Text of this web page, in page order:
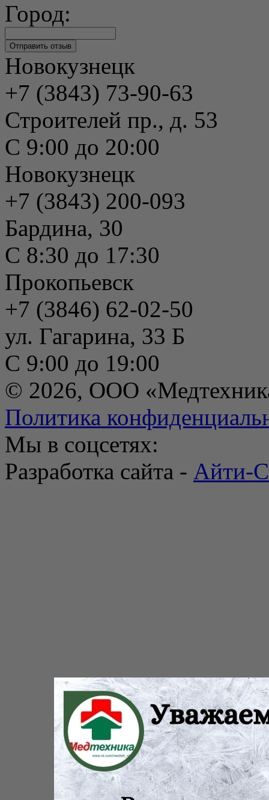
Город:
Новокузнецк
+7 (3843) 73-90-63
Строителей пр., д. 53
С 9:00 до 20:00
Новокузнецк
+7 (3843) 200-093
Бардина, 30
С 8:30 до 17:30
Прокопьевск
+7 (3846) 62-02-50
ул. Гагарина, 33 Б
С 9:00 до 19:00
© 2026, ООО
Политика
Мы в соцсетях:
Разработка сайта - Айти-